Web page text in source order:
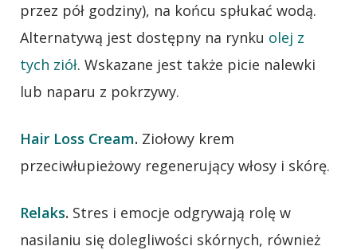
przez pół godziny), na końcu spłukać wodą.
Alternatywą jest dostępny na rynku olej z
tych ziół. Wskazane jest także picie nalewki
lub naparu z pokrzywy.
Hair Loss Cream. Ziołowy krem
przeciwłupieżowy regenerujący włosy i skórę.
Relaks. Stres i emocje odgrywają rolę w
nasilaniu się dolegliwości skórnych, również